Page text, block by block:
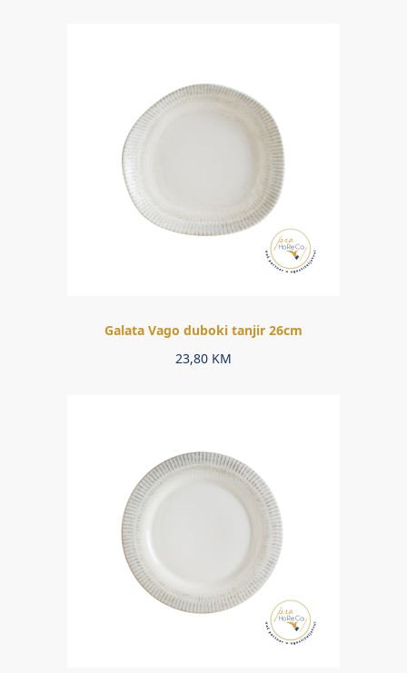
Galata Vago duboki tanjir 26cm
23,80 KM